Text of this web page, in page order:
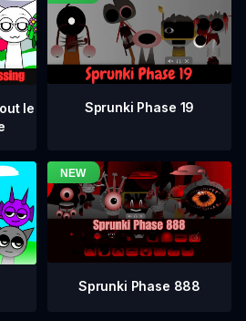
le
Sprunki Phase 19
Sprunki Phase 888